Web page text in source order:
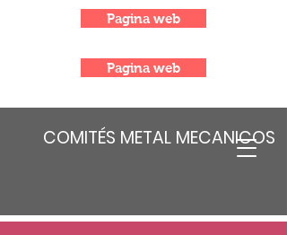
COMITÉS METAL MECANICOS
Pagina web
Pagina web